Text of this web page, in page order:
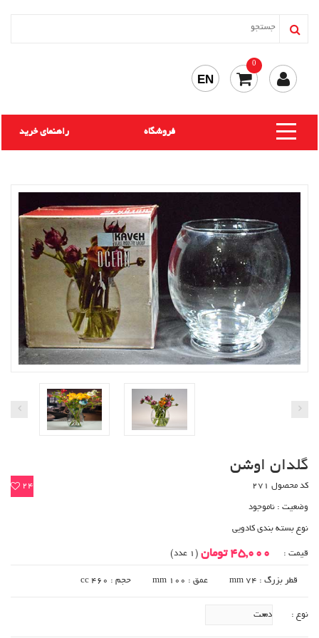
0
EN
راهنمای خرید فروشگاه
گلدان اوشن
24 کد محصول 271
وضعیت : ناموجود
نوع بسته بندی کادویی
قیمت : 45,000 تومان (1 عدد)
قطر بزرگ : 74 mm عمق : 100 mm حجم : 460 cc
نوع :